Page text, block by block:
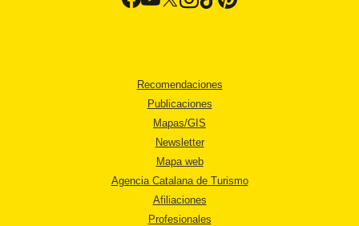
Recomendaciones
Publicaciones
Mapas/GIS
Newsletter
Mapa web
Agencia Catalana de Turismo
Afiliaciones
Profesionales